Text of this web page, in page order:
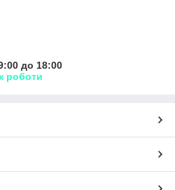
до 18:00
роботи